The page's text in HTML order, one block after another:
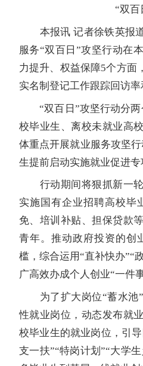
“双百
本报讯 记者徐铁英报道
服务“双百日”攻坚行动在
力提升、权益保障5个方面
实名制登记工作跟踪回访率
“双百日”攻坚行动分两
校毕业生、离校未就业高
体重点开展就业服务攻坚
生提前启动实施就业促进专
行动期间将狠抓新一轮
实施国有企业招聘高校毕
免、培训补贴、担保贷款
青年。推动政府投资的创
槛，综合运用“直补快办”“
广高效办成个人创业“一件事
为了扩大岗位“蓄水池”
性就业岗位，动态发布就
校毕业生的就业岗位，引
支一扶”“特岗计划”“大学